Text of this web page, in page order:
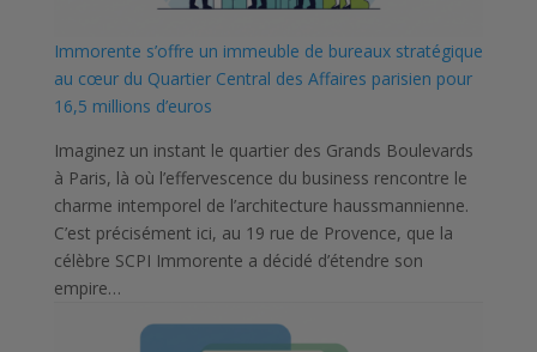
Immorente s’offre un immeuble de bureaux stratégique
au cœur du Quartier Central des Affaires parisien pour
16,5 millions d’euros
Imaginez un instant le quartier des Grands Boulevards
à Paris, là où l’effervescence du business rencontre le
charme intemporel de l’architecture haussmannienne.
C’est précisément ici, au 19 rue de Provence, que la
célèbre SCPI Immorente a décidé d’étendre son
empire…